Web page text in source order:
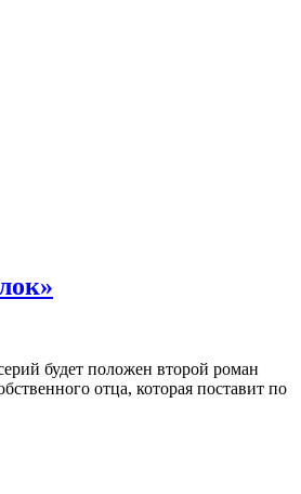
будет положен второй роман
отца, которая поставит по